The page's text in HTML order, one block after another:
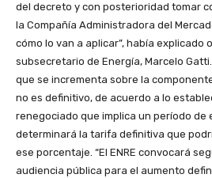
del decreto y con posterioridad tomar
la Compañía Administradora del
cómo lo van a aplicar”, había explicado
subsecretario de Energía, Marcelo
que se incrementa sobre la
no es definitivo, de acuerdo a lo
renegociado que implica un período de
determinará la tarifa definitiva que
ese porcentaje. “El ENRE convocará
audiencia pública para el aumento